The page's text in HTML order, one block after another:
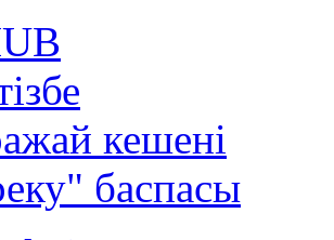
кешені
баспасы